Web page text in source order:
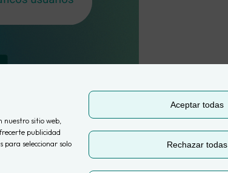
nuestro sitio web,
publicidad
para seleccionar solo
Aceptar todas
Rechazar todas